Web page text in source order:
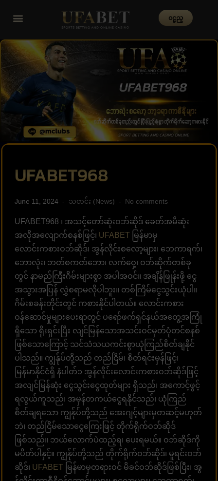
၀င္မည္
UFABET968
June 11, 2024 သတင်း (News) No comments
UFABET968 ၊ အသင့်တော်ဆုံးဝဘ်ဆိုဒ် ခေတ်အမီဆုံး
အလိုအလျောက်စနစ်ဖြင့်၊ UFABET မြန်မာမှ
လောင်းကစားဝဘ်ဆိုဒ်၊ အွန်လိုင်းစလော့များ၊ ဘေကာရက်၊
ဘောလုံး၊ ဘတ်စကတ်ဘော၊ လက်ဝှေ့၊ ဝဘ်ဆိုက်တစ်ခု
တွင် နာမည်ကြီးဂိမ်းများစွာ အပါအဝင်။ အချိန်ဖြုန်းဖို့ ငွေ
အသွားအပြန် လွှဲစရာမလိုပါဘူး။ တစ်ကြိမ်ငွေသွင်းယုံပါ။
ဂိမ်းစခန်းတိုင်းတွင် ကစားနိုင်ပါတယ်။ လောင်းကစား
ဝန်ဆောင်မှုများပေးရာတွင် ပရော်ဖက်ရှင်နယ်အတွေ့အကြုံ
ရှိသော ရိုးရှင်းပြီး လျင်မြန်သောအသင်းဝင်မှတ်ပုံတင်စနစ်
ဖြစ်သောကြောင့် သင်သံသယကင်းစွာယုံကြည်စိတ်ချနိုင်
ပါသည်။ ကျွန်ုပ်တို့သည် တည်ငြိမ်၊ စိတ်ရင်းမှန်ဖြင့်၊
မြန်မာနိုင်ငံရှိ နံပါတ်၁ အွန်လိုင်းလောင်းကစားဝဘ်ဆိုဒ်ဖြင့်
အလျင်မြန်ဆုံး ငွေသွင်းငွေထုတ်များ ရှိသည်၊ အကောင့်ဖွင့်
ရလွယ်ကူသည်၊ အမှန်တကယ်ငွေရနိုင်သည်၊ ယုံကြည်
စိတ်ချရသော ကျွန်ုပ်တို့သည် အေးဂျင့်များမှတဆင့်မဟုတ်
ဘဲ၊ တည်ငြိမ်သောငွေကြေးဖြင့် တိုက်ရိုက်ဝဘ်ဆိုဒ်
ဖြစ်သည်။ ဘယ်လောက်ပဲထည့်ရ၊ ပေးရမယ်။ ဝဘ်ဆိုဒ်ကို
မပိတ်ပါနှင့်။ ကျွန်ုပ်တို့သည် တိုက်ရိုက်ဝဘ်ဆိုဒ်၊ မူရင်းဝဘ်
ဆိုဒ်၊ UFABET မြန်မာမှတရားဝင် မိခင်ဝဘ်ဆိုဒ်ဖြစ်ပြီး၊ အွ